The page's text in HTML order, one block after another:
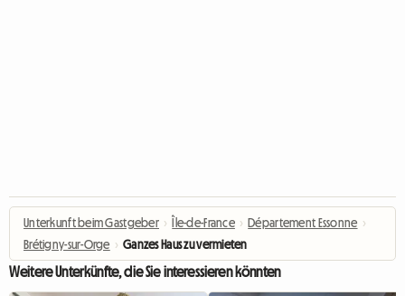
Unterkunft beim Gastgeber › Île-de-France › Département Essonne ›
Brétigny-sur-Orge › Ganzes Haus zu vermieten
Weitere Unterkünfte, die Sie interessieren könnten